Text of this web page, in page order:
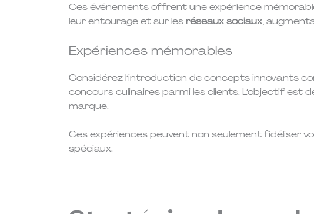
Ces événements offrent une expérience
leur entourage et sur les réseaux sociaux,
Expériences mémorables
Considérez l’introduction de concepts innovants
concours culinaires parmi les clients. L’objectif est
marque.
Ces expériences peuvent non seulement fidéliser
spéciaux.